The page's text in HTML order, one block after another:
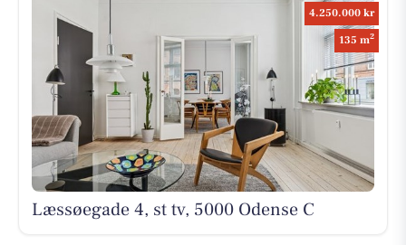
4.250.000 kr
135 m2
Læssøegade 4, st tv, 5000 Odense C